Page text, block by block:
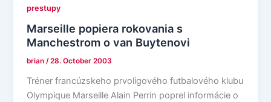
prestupy
Marseille popiera rokovania s
Manchestrom o van Buytenovi
brian/28. October 2003
Tréner francúzskeho prvoligového futbalového klubu
Olympique Marseille Alain Perrin poprel informácie o